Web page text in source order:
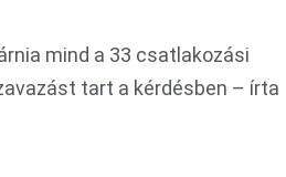
mind a 33 csatlakozási
tart a kérdésben – írta